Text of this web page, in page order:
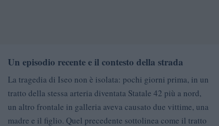
Un episodio recente e il contesto della strada
La tragedia di Iseo non è isolata: pochi giorni prima, in un
tratto della stessa arteria diventata Statale 42 più a nord,
un altro frontale in galleria aveva causato due vittime, una
madre e il figlio. Quel precedente sottolinea come il tratto